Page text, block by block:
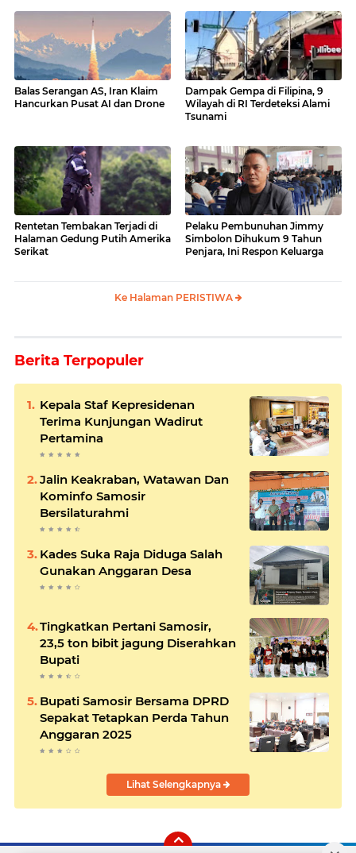
Balas Serangan AS, Iran Klaim
Hancurkan Pusat AI dan Drone
Dampak Gempa di Filipina, 9
Wilayah di RI Terdeteksi Alami
Tsunami
Rentetan Tembakan Terjadi di
Halaman Gedung Putih Amerika
Serikat
Pelaku Pembunuhan Jimmy
Simbolon Dihukum 9 Tahun
Penjara, Ini Respon Keluarga
Ke Halaman PERISTIWA
Berita Terpopuler
Kepala Staf Kepresidenan
Terima Kunjungan Wadirut
Pertamina
Jalin Keakraban, Watawan Dan
Kominfo Samosir
Bersilaturahmi
Kades Suka Raja Diduga Salah
Gunakan Anggaran Desa
Tingkatkan Pertani Samosir,
23,5 ton bibit jagung Diserahkan
Bupati
Bupati Samosir Bersama DPRD
Sepakat Tetapkan Perda Tahun
Anggaran 2025
Lihat Selengkapnya